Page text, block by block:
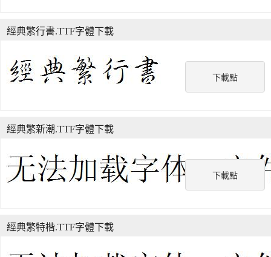
下載點
經典繁行書.TTF字體下載
下載點
經典繁新潮.TTF字體下載
經典繁特楷.TTF字體下載